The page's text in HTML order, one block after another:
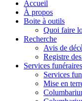
Accueil
À propos
Boite à outils
Quoi faire
Recherche
Avis de
Registre
Services funéraires
Services
Mise en